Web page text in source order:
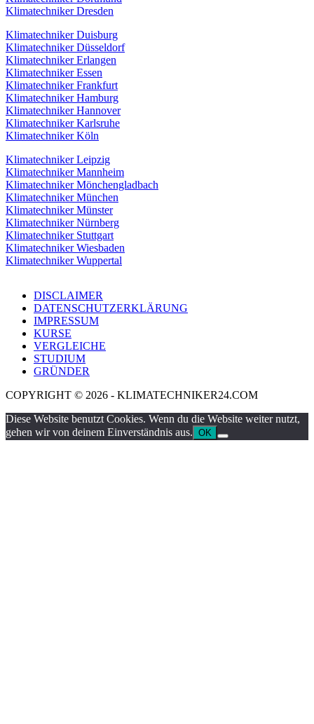
Klimatechniker Dresden
Klimatechniker Duisburg
Klimatechniker Düsseldorf
Klimatechniker Erlangen
Klimatechniker Essen
Klimatechniker Frankfurt
Klimatechniker Hamburg
Klimatechniker Hannover
Klimatechniker Karlsruhe
Klimatechniker Köln
Klimatechniker Leipzig
Klimatechniker Mannheim
Klimatechniker Mönchengladbach
Klimatechniker München
Klimatechniker Münster
Klimatechniker Nürnberg
Klimatechniker Stuttgart
Klimatechniker Wiesbaden
Klimatechniker Wuppertal
DISCLAIMER
DATENSCHUTZERKLÄRUNG
IMPRESSUM
KURSE
VERGLEICHE
STUDIUM
GRÜNDER
COPYRIGHT © 2026 - KLIMATECHNIKER24.COM
Diese Website benutzt Cookies. Wenn du die Website weiter nutzt,
gehen wir von deinem Einverständnis aus. OK